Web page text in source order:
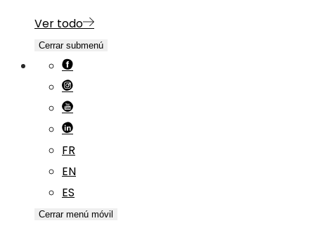
Ver todo
Cerrar submenú
FR
EN
ES
Cerrar menú móvil